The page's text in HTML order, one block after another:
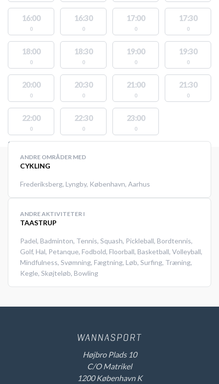
16:00
0
16:30
0
17:00
0
17:30
0
18:00
0
18:30
0
19:00
0
19:30
0
20:00
0
20:30
0
21:00
0
21:30
0
22:00
0
22:30
0
23:00
0
STEDER MED LEDIGE AKTIVITETER
ANDRE OMRÅDER MED
CYKLING
Frederiksberg, Lyngby, København, Aarhus
ANDRE AKTIVITETER I
TAASTRUP
Padel, Badminton, Tennis, Squash, Pickleball, Bordtennis,
Golf, Hal, Petanque, Fodbold, Floorball, Basketball, Volleyball,
Mindfulness, Svømning, Fægtning, Løb, Surfing, Træning,
Kegle, Skøjteløb, Bowling
Højbro Plads 10
C/O Matrikel
1200 København K